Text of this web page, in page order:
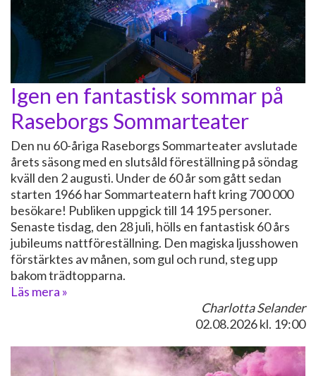
Igen en fantastisk sommar på
Raseborgs Sommarteater
Den nu 60-åriga Raseborgs Sommarteater avslutade
årets säsong med en slutsåld föreställning på söndag
kväll den 2 augusti. Under de 60 år som gått sedan
starten 1966 har Sommarteatern haft kring 700 000
besökare! Publiken uppgick till 14 195 personer.
Senaste tisdag, den 28 juli, hölls en fantastisk 60 års
jubileums nattföreställning. Den magiska ljusshowen
förstärktes av månen, som gul och rund, steg upp
bakom trädtopparna.
Läs mera »
Charlotta Selander
02.08.2026kl. 19:00